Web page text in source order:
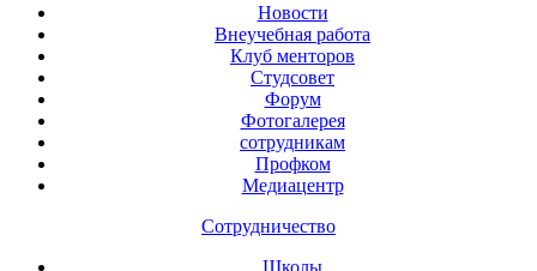
Новости
Внеучебная работа
Клуб менторов
Студсовет
Форум
Фотогалерея
сотрудникам
Профком
Медиацентр
Сотрудничество
Школы